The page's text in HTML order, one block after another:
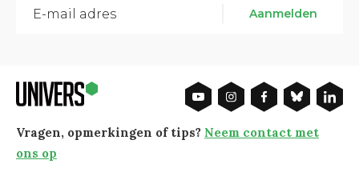
Aanmelden
Vragen, opmerkingen of tips? Neem contact met
ons op